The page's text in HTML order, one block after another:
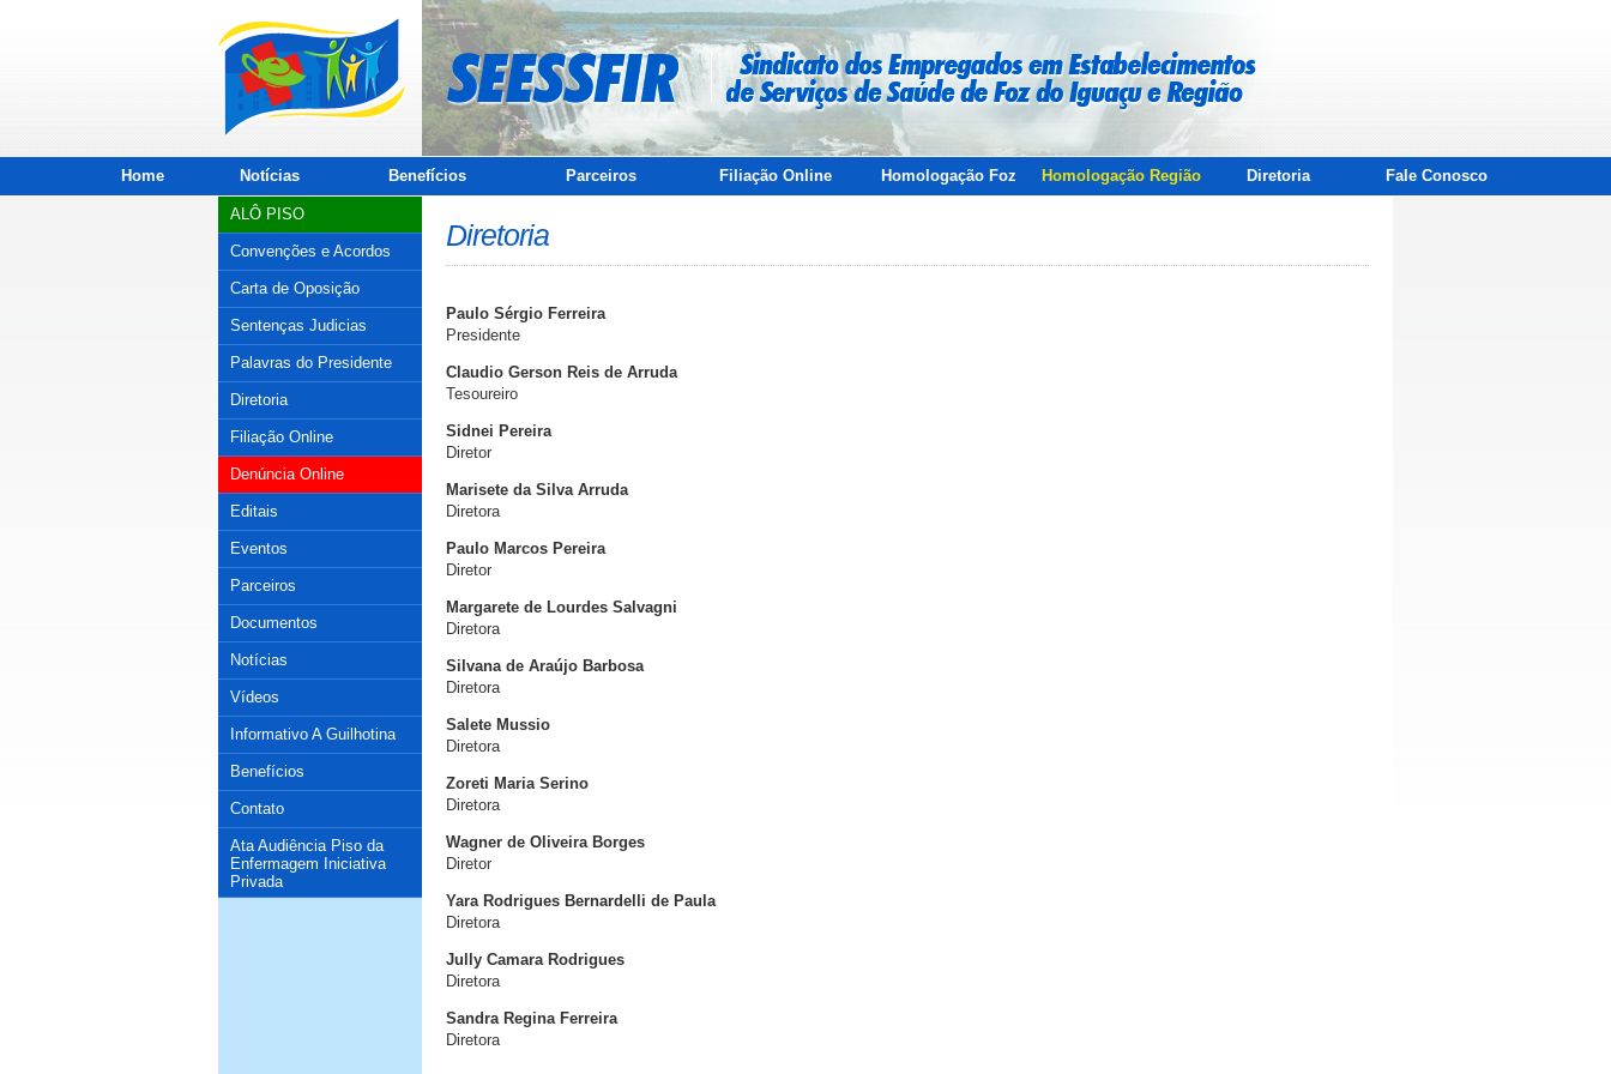
Home Notícias Benefícios Parceiros Filiação Online Homologação Foz Homologação Região Diretoria Fale Conosco
ALÔ PISO
Convenções e Acordos
Carta de Oposição
Sentenças Judicias
Palavras do Presidente
Diretoria
Filiação Online
Denúncia Online
Editais
Eventos
Parceiros
Documentos
Notícias
Vídeos
Informativo A Guilhotina
Benefícios
Contato
Ata Audiência Piso da
Enfermagem Iniciativa
Privada
Diretoria
Paulo Sérgio Ferreira
Presidente
Claudio Gerson Reis de Arruda
Tesoureiro
Sidnei Pereira
Diretor
Marisete da Silva Arruda
Diretora
Paulo Marcos Pereira
Diretor
Margarete de Lourdes Salvagni
Diretora
Silvana de Araújo Barbosa
Diretora
Salete Mussio
Diretora
Zoreti Maria Serino
Diretora
Wagner de Oliveira Borges
Diretor
Yara Rodrigues Bernardelli de Paula
Diretora
Jully Camara Rodrigues
Diretora
Sandra Regina Ferreira
Diretora